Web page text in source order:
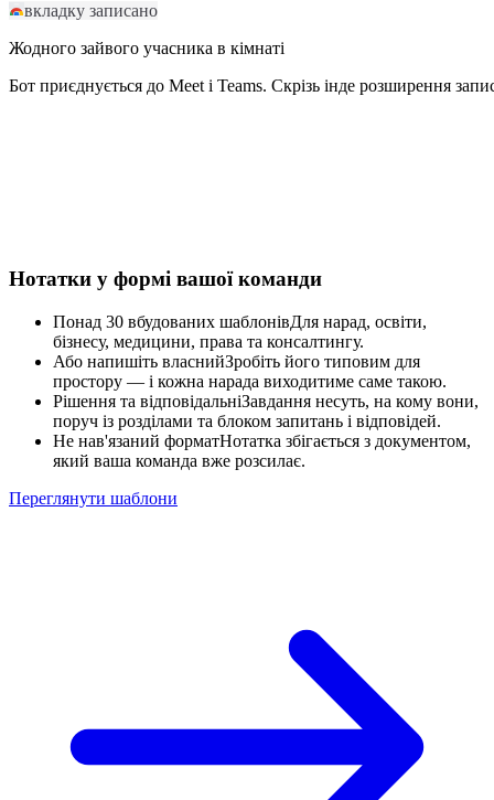
Notetaker приєднався з календаря
вкладку записано
Жодного зайвого учасника в кімнаті
Бот приєднується до Meet і Teams. Скрізь інде розширення
Нотатки у формі вашої команди
Понад 30 вбудованих шаблонівДля нарад, освіти,
бізнесу, медицини, права та консалтингу.
Або напишіть власнийЗробіть його типовим для
простору — і кожна нарада виходитиме саме такою.
Рішення та відповідальніЗавдання несуть, на кому вони,
поруч із розділами та блоком запитань і відповідей.
Не нав'язаний форматНотатка збігається з документом,
який ваша команда вже розсилає.
Переглянути шаблони